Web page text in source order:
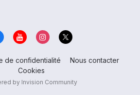
de confidentialité
Nous contacter
Cookies
by Invision Community